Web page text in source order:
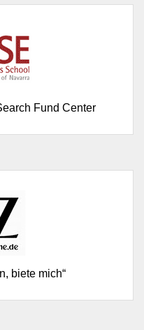
Fund Center
biete mich“